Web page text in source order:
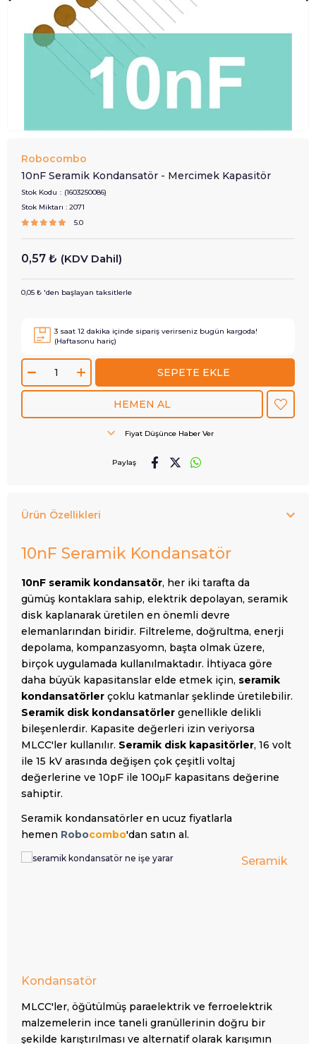
Robocombo
10nF Seramik Kondansatör - Mercimek Kapasitör
Stok Kodu
(1603250086)
Stok Miktarı : 2071
5.0
0,57 ₺ (KDV Dahil)
0,05 ₺ 'den başlayan taksitlerle
3 saat 12 dakika içinde sipariş verirseniz bugün kargoda!
(Haftasonu hariç)
Fiyat Düşünce Haber Ver
Paylaş
Ürün Özellikleri
10nF Seramik Kondansatör
10nF seramik kondansatör, her iki tarafta da
gümüş kontaklara sahip, elektrik depolayan, seramik
disk kaplanarak üretilen en önemli devre
elemanlarından biridir. Filtreleme, doğrultma, enerji
depolama, kompanzasyomn, başta olmak üzere,
birçok uygulamada kullanılmaktadır. İhtiyaca göre
daha büyük kapasitanslar elde etmek için, seramik
kondansatörler çoklu katmanlar şeklinde üretilebilir.
Seramik disk kondansatörler genellikle delikli
bileşenlerdir. Kapasite değerleri izin veriyorsa
MLCC'ler kullanılır. Seramik disk kapasitörler, 16 volt
ile 15 kV arasında değişen çok çeşitli voltaj
değerlerine ve 10pF ile 100μF kapasitans değerine
sahiptir.
Seramik kondansatörler en ucuz fiyatlarla
hemen Robocombo'dan satın al.
Seramik
Kondansatör
MLCC'ler, öğütülmüş paraelektrik ve ferroelektrik
malzemelerin ince taneli granüllerinin doğru bir
şekilde karıştırılması ve alternatif olarak karışımın